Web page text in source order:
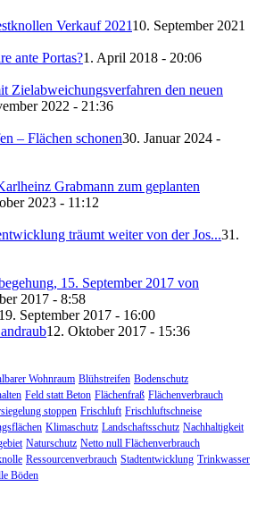
Verkauf 202110. September 2021
ante Portas?1. April 2018 - 20:06
Zielabweichungsverfahren den neuen
2022 - 21:36
– Flächen schonen30. Januar 2024 -
Grabmann zum geplanten
2023 - 11:12
träumt weiter von der Jos...31.
15. September 2017 von
2017 - 8:58
19. September 2017 - 16:00
12. Oktober 2017 - 15:36
Wohnraum Blühstreifen Bodenschutz
Feld statt Beton Flächenfraß Flächenverbrauch
stoppen Frischluft Frischluftschneise
Klimaschutz Landschaftsschutz Nachhaltigkeit
Naturschutz Netto null Flächenverbrauch
Ressourcenverbrauch Stadtentwicklung Trinkwasser
Böden